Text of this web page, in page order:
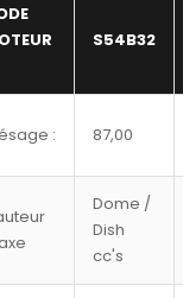
S54B32
: 87,00
Dome /
Dish
cc's